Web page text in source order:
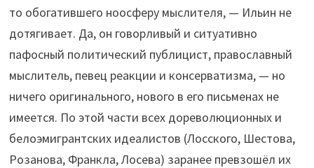
то обогатившего ноосферу мыслителя, — Ильин не
дотягивает. Да, он говорливый и ситуативно
пафосный политический публицист, православный
мыслитель, певец реакции и консерватизма, — но
ничего оригинального, нового в его письменах не
имеется. По этой части всех дореволюционных и
белоэмигрантских идеалистов (Лосского, Шестова,
Розанова, Франкла, Лосева) заранее превзошёл их